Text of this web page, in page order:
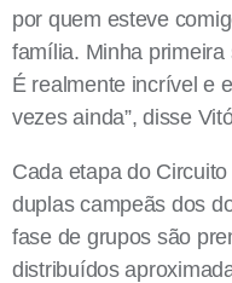
por quem esteve
família. Minha
É realmente incrível e
vezes ainda”, disse
Cada etapa do
duplas campeãs dos
fase de grupos são
distribuídos